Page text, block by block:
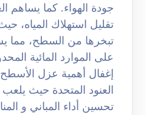
جودة الهواء. كما
تقليل استهلاك المياه،
تبخرها من السطح، مما
على الموارد المائية
إغفال أهمية عزل
العنود المتحدة حيث
تحسين أداء المباني و